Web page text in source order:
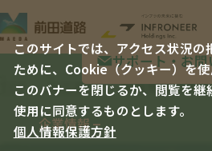
サポート・お
企業情報
企業情報 TOP
このサイトでは、アクセス状況の
ために、Cookie（クッキー）を使
このバナーを閉じるか、閲覧を
使用に同意するものとします。
個人情報保護方針
TOP 施工事例 岡崎市龍北総